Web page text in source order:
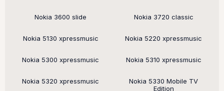
Nokia 3600 slide Nokia 3720 classic
Nokia 5130 xpressmusic Nokia 5220 xpressmusic
Nokia 5300 xpressmusic Nokia 5310 xpressmusic
Nokia 5320 xpressmusic
Nokia 5330 Mobile TV
Edition